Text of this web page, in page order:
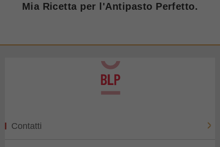
Mia Ricetta per l'Antipasto Perfetto.
Contatti